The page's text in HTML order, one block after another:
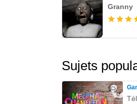
Granny
Sujets